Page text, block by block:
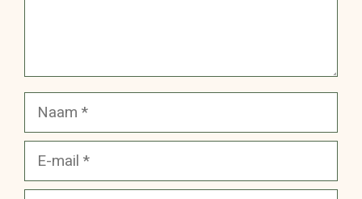
Naam
mail